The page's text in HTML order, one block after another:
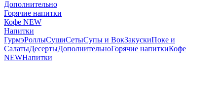
Дополнительно
Горячие напитки
Кофе NEW
Напитки
ГурмэРоллыСушиСетыСупы и ВокЗакускиПоке и
СалатыДесертыДополнительноГорячие напиткиКофе
NEWНапитки